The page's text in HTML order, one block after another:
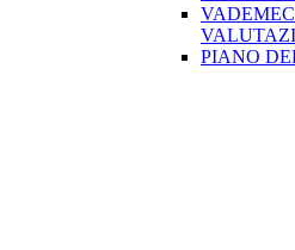
PIANO